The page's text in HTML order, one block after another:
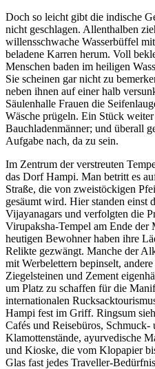
Doch so leicht gibt die indische
nicht geschlagen. Allenthalben
willensschwache Wasserbüffel
beladene Karren herum. Voll
Menschen baden im heiligen
Sie scheinen gar nicht zu
neben ihnen auf einer halb
Säulenhalle Frauen die
Wäsche prügeln. Ein Stück
Bauchladenmänner; und überall
Aufgabe nach, da zu sein.
Im Zentrum der verstreuten
das Dorf Hampi. Man betritt es
Straße, die von zweistöckigen
gesäumt wird. Hier standen einst
Vijayanagars und verfolgten die
Virupaksha-Tempel am Ende der
heutigen Bewohner haben ihre
Relikte gezwängt. Manche der
mit Werbelettern bepinselt,
Ziegelsteinen und Zement
um Platz zu schaffen für die
internationalen
Hampi fest im Griff. Ringsum
Cafés und Reisebüros, Schmuck-
Klamottenstände, ayurvedische
und Kioske, die vom Klopapier
Glas fast jedes Traveller-